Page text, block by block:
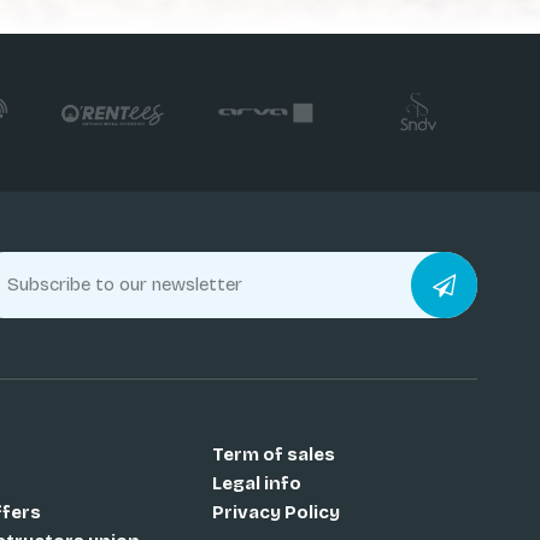
Term of sales
Legal info
Privacy Policy